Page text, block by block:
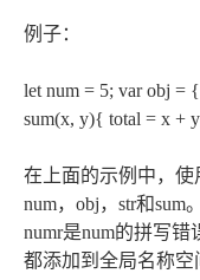
例子：
let num = 5; var obj =
sum(x, y){ total = x +
在上面的示例中，使
num，obj，str和sum
numr是num的拼写错
都添加到全局名称空